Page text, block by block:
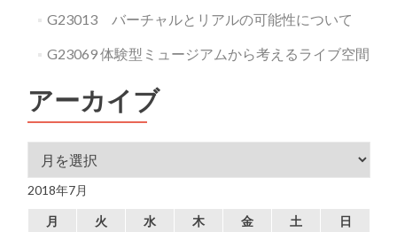
G23013 バーチャルとリアルの可能性について
G23069 体験型ミュージアムから考えるライブ空間
アーカイブ
アーカイブ
2018年7月
月 火 水 木 金 土
日